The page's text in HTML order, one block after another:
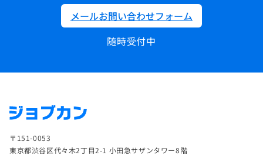
メールお問い合わせフォーム
随時受付中
〒151-0053
東京都渋谷区代々木2丁目2-1 小田急サザンタワー8階